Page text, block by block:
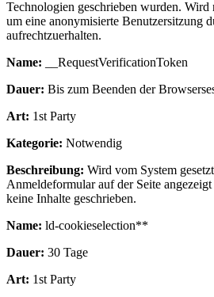
Technologien geschrieben wurden. Wird
um eine anonymisierte Benutzersitzung
aufrechtzuerhalten.
Name: __RequestVerificationToken
Dauer: Bis zum Beenden der
Art: 1st Party
Kategorie: Notwendig
Beschreibung: Wird vom System
Anmeldeformular auf der Seite
keine Inhalte geschrieben.
Name: ld-cookieselection**
Dauer: 30 Tage
Art: 1st Party